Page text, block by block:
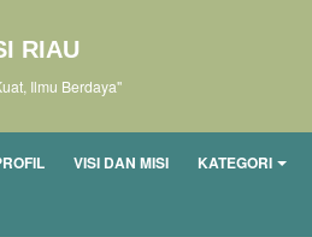
RIAU
Ilmu Berdaya"
VISI DAN MISI KATEGORI